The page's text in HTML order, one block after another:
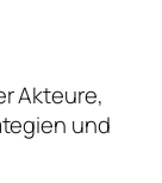
Akteure,
und